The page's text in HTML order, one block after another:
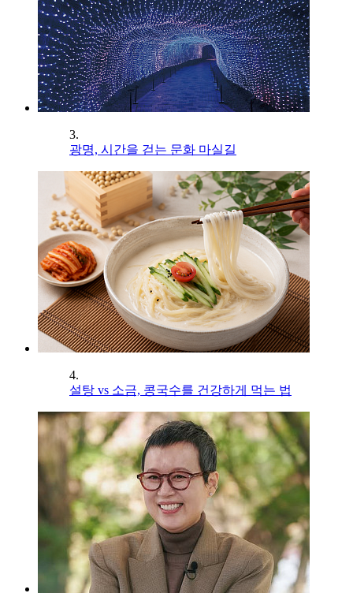
3.
광명, 시간을 걷는 문화 마실길
4.
설탕 vs 소금, 콩국수를 건강하게 먹는 법